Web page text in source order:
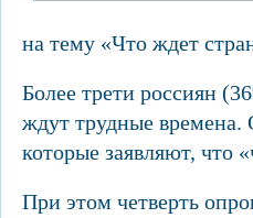
на тему «Что ждет
Более трети россиян
ждут трудные времена.
которые заявляют, что
При этом четверть